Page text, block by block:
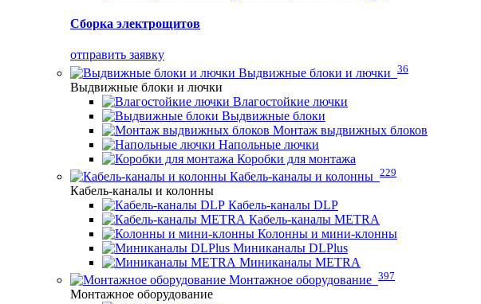
Сборка электрощитов
отправить заявку
Выдвижные блоки и лючки 36
Выдвижные блоки и лючки
Влагостойкие лючки
Выдвижные блоки
Монтаж выдвижных блоков
Напольные лючки
Коробки для монтажа
Кабель-каналы и колонны 229
Кабель-каналы и колонны
Кабель-каналы DLP
Кабель-каналы METRA
Колонны и мини-клонны
Миниканалы DLPlus
Миниканалы METRA
Монтажное оборудование 397
Монтажное оборудование